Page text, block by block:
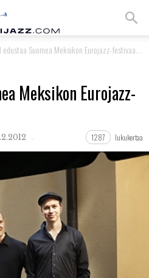
Suomea Meksikon Eurojazz-festivaaleilla
Meksikon Eurojazz-
1287 lukukertaa